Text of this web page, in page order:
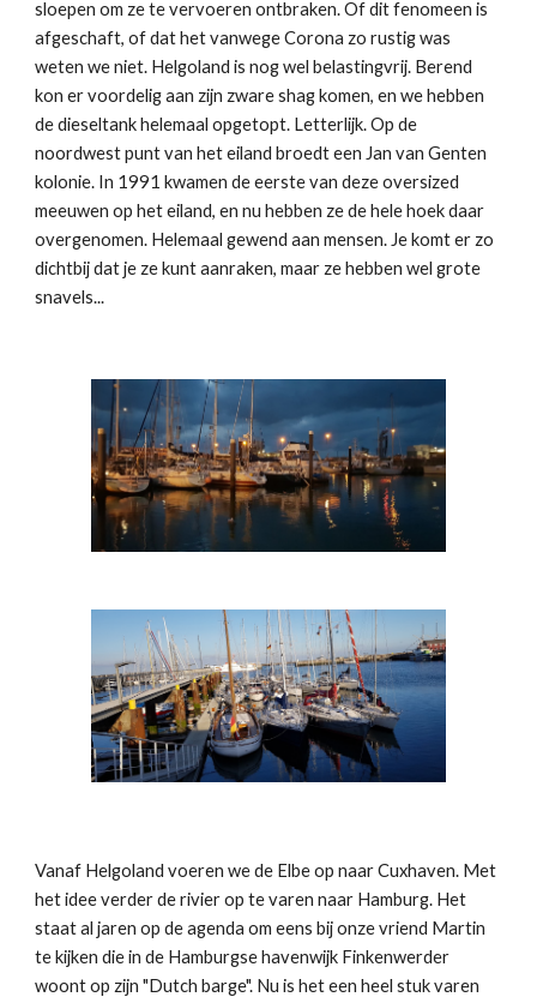
sloepen om ze te vervoeren ontbraken. Of dit fenomeen is
afgeschaft, of dat het vanwege Corona zo rustig was
weten we niet. Helgoland is nog wel belastingvrij. Berend
kon er voordelig aan zijn zware shag komen, en we hebben
de dieseltank helemaal opgetopt. Letterlijk. Op de
noordwest punt van het eiland broedt een Jan van Genten
kolonie. In 1991 kwamen de eerste van deze oversized
meeuwen op het eiland, en nu hebben ze de hele hoek daar
overgenomen. Helemaal gewend aan mensen. Je komt er zo
dichtbij dat je ze kunt aanraken, maar ze hebben wel grote
snavels...
Vanaf Helgoland voeren we de Elbe op naar Cuxhaven. Met
het idee verder de rivier op te varen naar Hamburg. Het
staat al jaren op de agenda om eens bij onze vriend Martin
te kijken die in de Hamburgse havenwijk Finkenwerder
woont op zijn "Dutch barge". Nu is het een heel stuk varen